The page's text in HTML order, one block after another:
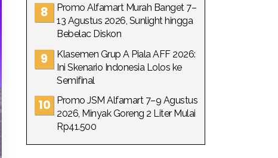
Promo Alfamart Murah Banget 7–
13 Agustus 2026, Sunlight hingga
Bebelac Diskon
Klasemen Grup A Piala AFF 2026:
Ini Skenario Indonesia Lolos ke
Semifinal
Promo JSM Alfamart 7–9 Agustus
2026, Minyak Goreng 2 Liter Mulai
Rp41.500